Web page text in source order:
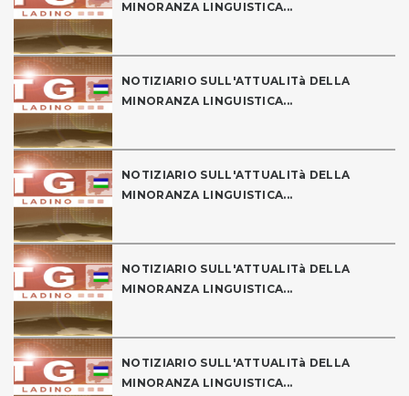
MINORANZA LINGUISTICA...
NOTIZIARIO SULL'ATTUALITà DELLA
MINORANZA LINGUISTICA...
NOTIZIARIO SULL'ATTUALITà DELLA
MINORANZA LINGUISTICA...
NOTIZIARIO SULL'ATTUALITà DELLA
MINORANZA LINGUISTICA...
NOTIZIARIO SULL'ATTUALITà DELLA
MINORANZA LINGUISTICA...